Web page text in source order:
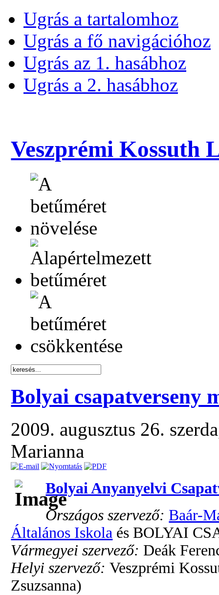
Ugrás a tartalomhoz
Ugrás a fő navigációhoz
Ugrás az 1. hasábhoz
Ugrás a 2. hasábhoz
Veszprémi Kossuth
Bolyai csapatverseny
2009. augusztus 26.
Marianna
Bolyai Anyanyelvi
Országos szervező: Baár-
Általános Iskola és BOLYAI
Vármegyei szervező: Deák
Helyi szervező:Veszprémi
Zsuzsanna)